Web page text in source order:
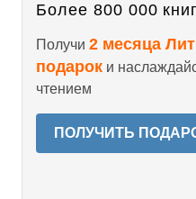
Более 800 000
Получи 2 месяца
подарок и
чтением
ПОЛУЧИТЬ